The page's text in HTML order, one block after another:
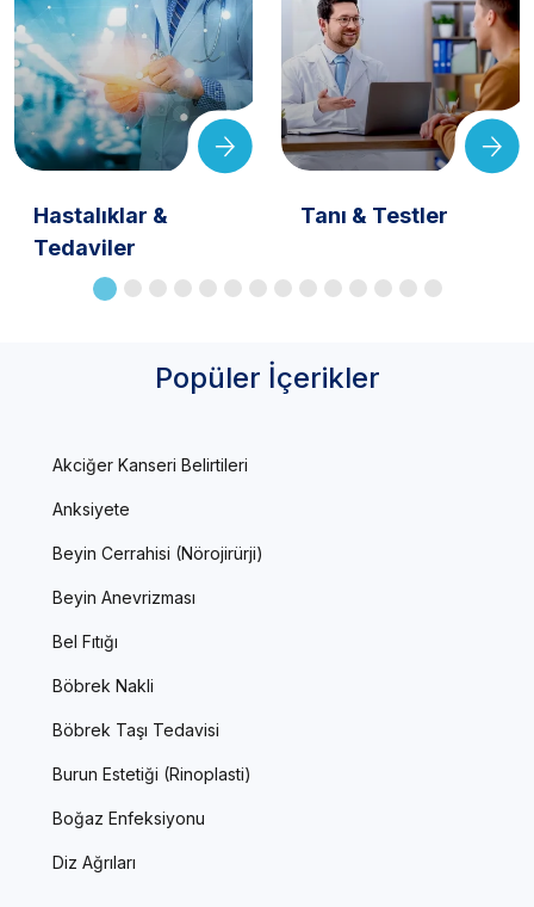
Hastalıklar &
Tedaviler
Tanı & Testler
Popüler İçerikler
Akciğer Kanseri Belirtileri
Anksiyete
Beyin Cerrahisi (Nörojirürji)
Beyin Anevrizması
Bel Fıtığı
Böbrek Nakli
Böbrek Taşı Tedavisi
Burun Estetiği (Rinoplasti)
Boğaz Enfeksiyonu
Diz Ağrıları